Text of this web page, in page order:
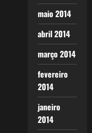
maio 2014
abril 2014
março 2014
fevereiro
2014
janeiro
2014